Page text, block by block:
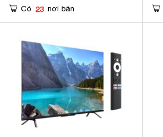
Có 23 nơi bán